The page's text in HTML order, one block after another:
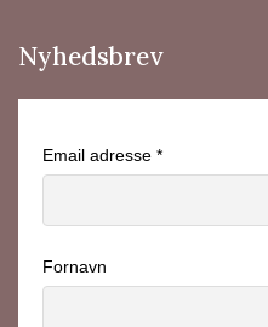
Nyhedsbrev
Email adresse *
Fornavn